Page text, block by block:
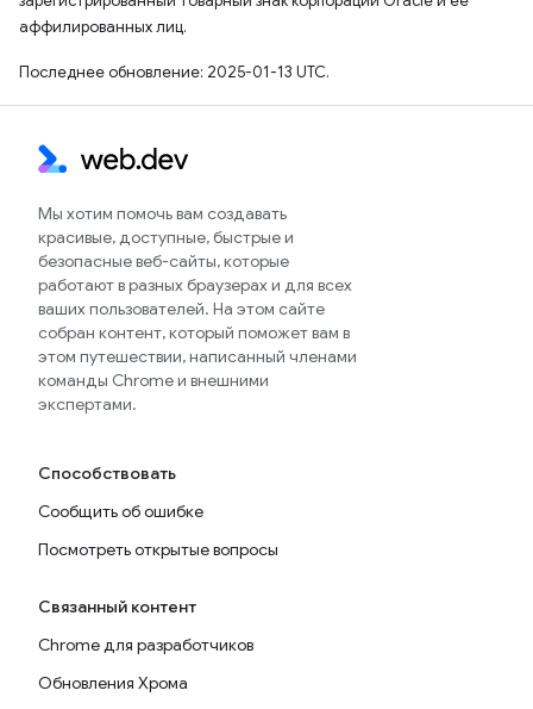
аффилированных лиц.
Последнее обновление: 2025-01-13 UTC.
Мы хотим помочь вам создавать
красивые, доступные, быстрые и
безопасные веб-сайты, которые
работают в разных браузерах и для всех
ваших пользователей. На этом сайте
собран контент, который поможет вам в
этом путешествии, написанный членами
команды Chrome и внешними
экспертами.
Способствовать
Сообщить об ошибке
Посмотреть открытые вопросы
Связанный контент
Chrome для разработчиков
Обновления Хрома